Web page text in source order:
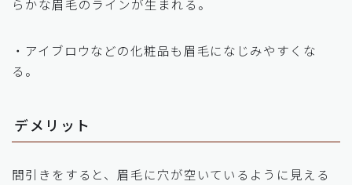
らかな眉毛のラインが生まれる。
・アイブロウなどの化粧品も眉毛になじみやすくな
る。
デメリット
間引きをすると、眉毛に穴が空いているように見える